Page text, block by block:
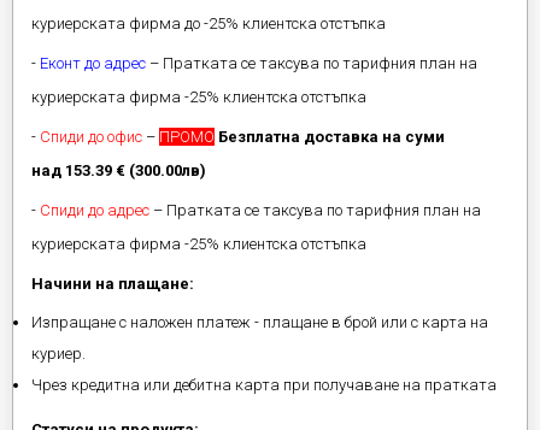
куриерската фирма до -25% клиентска отстъпка
- Еконт до адрес – Пратката се таксува по тарифния план на
куриерската фирма -25% клиентска отстъпка
- Спиди до офис – ПРОМО Безплатна доставка на суми
над 153.39 € (300.00лв)
- Спиди до адрес – Пратката се таксува по тарифния план на
куриерската фирма -25% клиентска отстъпка
Начини на плащане:
Изпращане с наложен платеж - плащане в брой или с карта на
куриер.
Чрез кредитна или дебитна карта при получаване на пратката